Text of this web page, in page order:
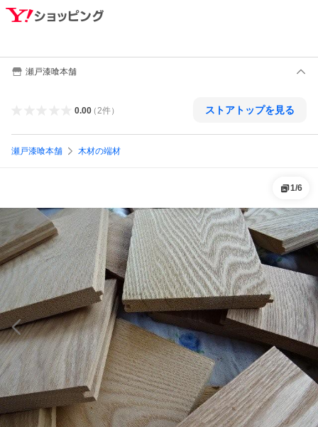
瀬戸漆喰本舗
0.00（ 2件） ストアトップを見る
瀬戸漆喰本舗 木材の端材
1/6